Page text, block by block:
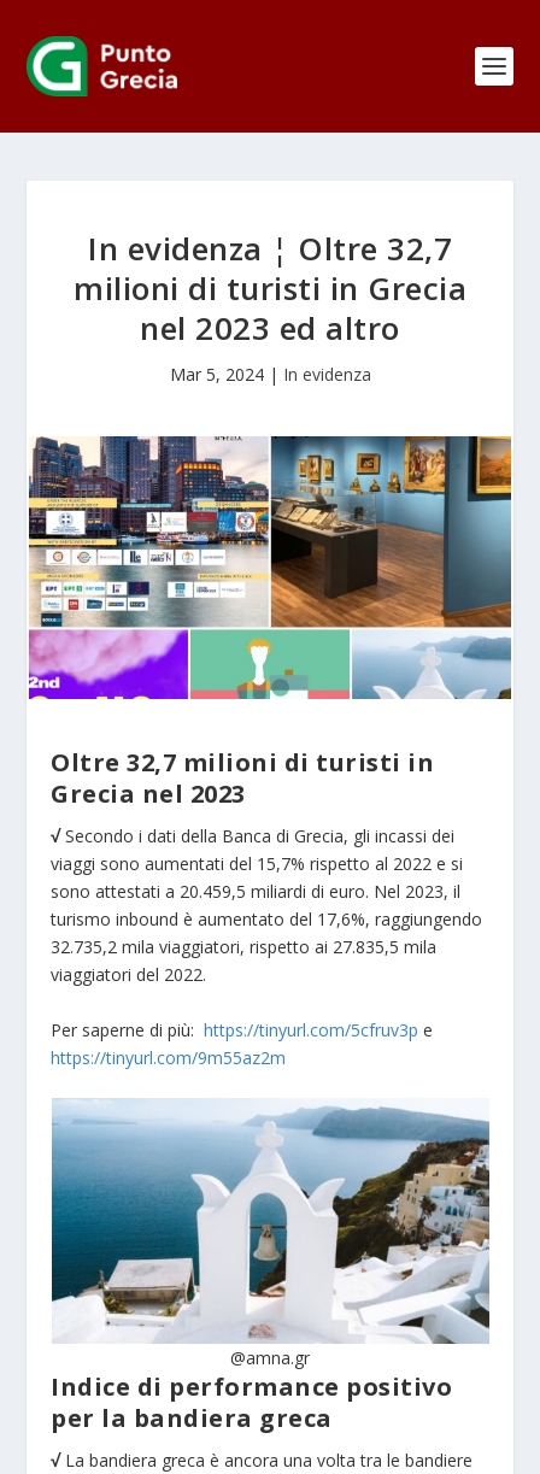
In evidenza ¦ Oltre 32,7
milioni di turisti in Grecia
nel 2023 ed altro
Mar 5, 2024| In evidenza
Oltre 32,7 milioni di turisti in
Grecia nel 2023
√ Secondo i dati della Banca di Grecia, gli incassi dei
viaggi sono aumentati del 15,7% rispetto al 2022 e si
sono attestati a 20.459,5 miliardi di euro. Nel 2023, il
turismo inbound è aumentato del 17,6%, raggiungendo
32.735,2 mila viaggiatori, rispetto ai 27.835,5 mila
viaggiatori del 2022.
Per saperne di più:https://tinyurl.com/5cfruv3p e
https://tinyurl.com/9m55az2m
@amna.gr
Indice di performance positivo
per la bandiera greca
√ La bandiera greca è ancora una volta tra le bandiere